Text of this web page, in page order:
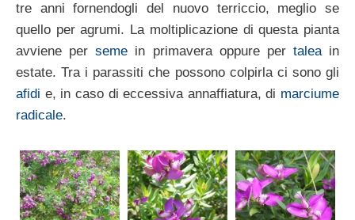
tre anni fornendogli del nuovo terriccio, meglio se
quello per agrumi. La moltiplicazione di questa pianta
avviene perseme in primavera oppure per taleain
estate. Tra i parassiti che possono colpirla ci sono gli
afidi e, in caso di eccessiva annaffiatura, di marciume
radicale.